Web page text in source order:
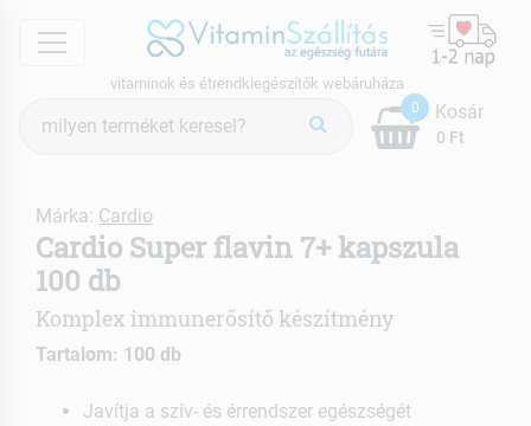
menu
vitaminok és étrendkiegészítők webáruháza
keresés
0
0 Ft
Kosár
Márka: Cardio
Cardio Super flavin 7+ kapszula
100 db
Komplex immunerősítő készítmény
Tartalom: 100 db
Javítja a szív- és érrendszer egészségét